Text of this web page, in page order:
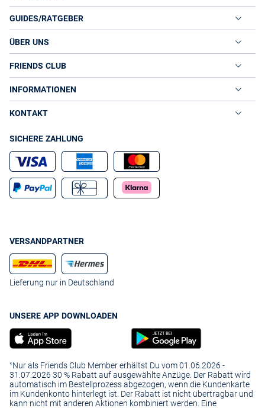
GUIDES/RATGEBER
ÜBER UNS
FRIENDS CLUB
INFORMATIONEN
KONTAKT
SICHERE ZAHLUNG
VERSANDPARTNER
Lieferung nur in Deutschland
UNSERE APP DOWNLOADEN
¹Nur als Friends Club Member erhältst Du vom 01.06.2026 -
31.07.2026 30 % Rabatt auf ausgewählte Anzüge. Der Rabatt wird
automatisch im Bestellprozess abgezogen, wenn die Kundenkarte
im Kundenkonto hinterlegt ist. Der Rabatt ist nicht übertragbar und
kann nicht mit anderen Aktionen kombiniert werden. Eine